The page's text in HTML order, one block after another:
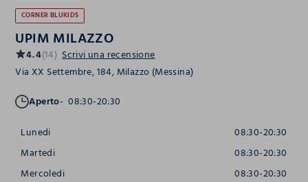
CORNER BLUKIDS
UPIM MILAZZO
4.4(14) Scrivi una recensione
Via XX Settembre, 184, Milazzo (Messina)
Aperto 08:30-20:30
Lunedi
08:30-20:30
Martedi
08:30-20:30
Mercoledi
08:30-20:30